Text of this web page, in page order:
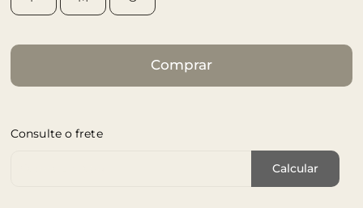
Comprar
Consulte o frete
Calcular